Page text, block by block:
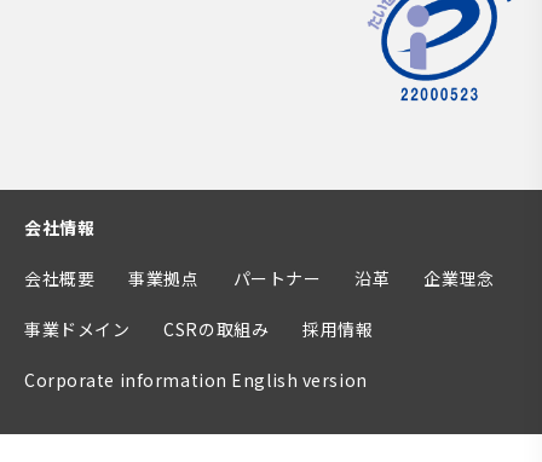
会社情報
会社概要 事業拠点 パートナー 沿革 企業理念
事業ドメイン CSRの取組み 採用情報
Corporate information English version